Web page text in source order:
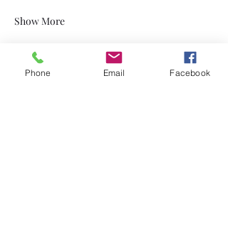
Show More
Phone Email Facebook